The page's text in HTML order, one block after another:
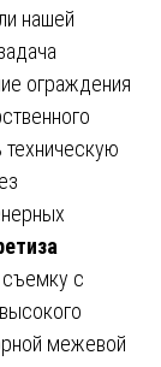
нашей
ограждения
с
межевой